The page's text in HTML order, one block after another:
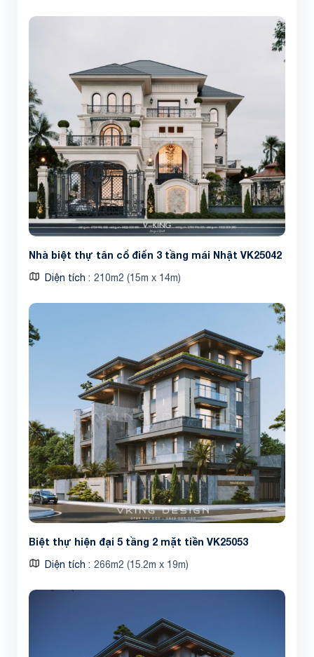
Nhà biệt thự tân cổ điển 3 tầng mái Nhật VK25042
Diện tích 210m2 (15m x 14m)
Biệt thự hiện đại 5 tầng 2 mặt tiền VK25053
Diện tích 266m2 (15.2m x 19m)